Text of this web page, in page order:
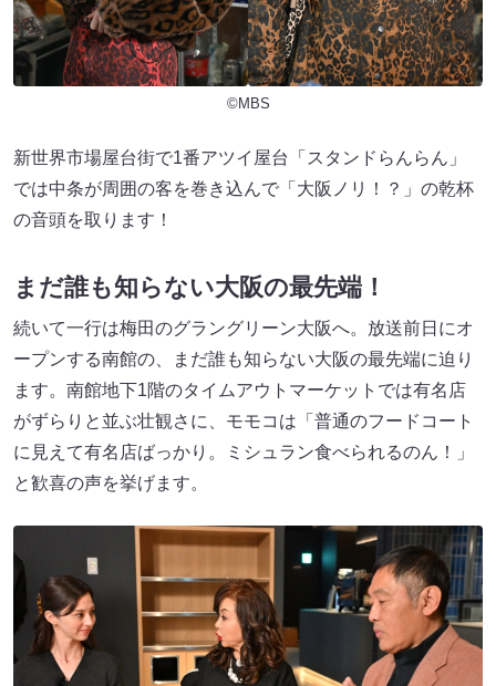
©MBS
新世界市場屋台街で1番アツイ屋台「スタンドらんらん」
では中条が周囲の客を巻き込んで「大阪ノリ！？」の乾杯
の音頭を取ります！
まだ誰も知らない大阪の最先端！
続いて一行は梅田のグラングリーン大阪へ。放送前日にオ
ープンする南館の、まだ誰も知らない大阪の最先端に迫り
ます。南館地下1階のタイムアウトマーケットでは有名店
がずらりと並ぶ壮観さに、モモコは「普通のフードコート
に見えて有名店ばっかり。ミシュラン食べられるのん！」
と歓喜の声を挙げます。